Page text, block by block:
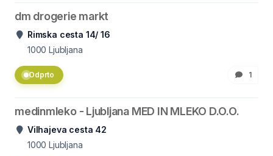
dm drogerie markt
Rimska cesta 14/ 16
1000 Ljubljana
Odprto 1
medinmleko - Ljubljana MED IN MLEKO D.O.O.
Vilhajeva cesta 42
1000 Ljubljana